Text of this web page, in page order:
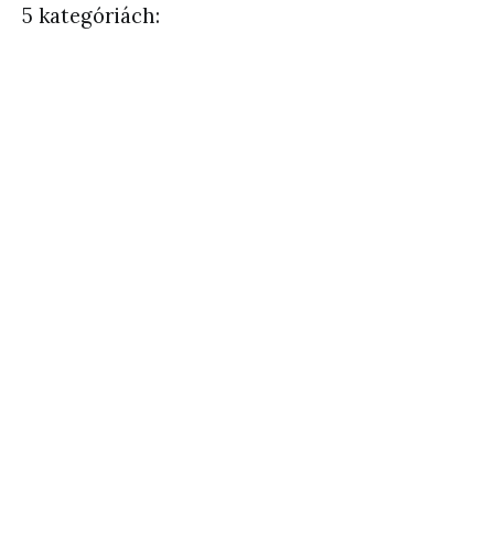
5 kategóriách: